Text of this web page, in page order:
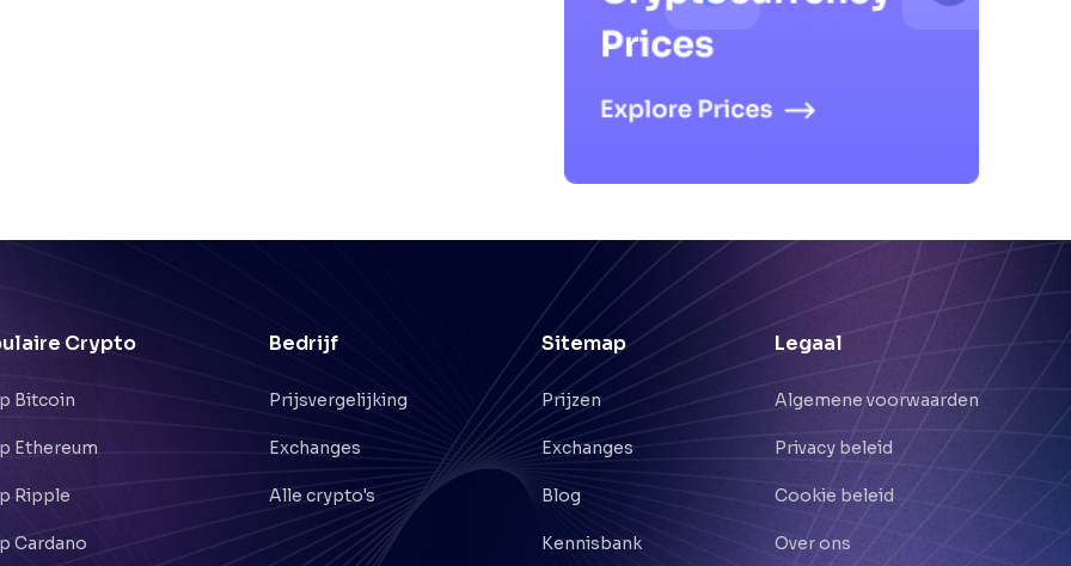
Crypto
Bitcoin
Ethereum
Ripple
Cardano
Bedrijf
Prijsvergelijking
Exchanges
Alle crypto's
Sitemap
Prijzen
Exchanges
Blog
Kennisbank
Legaal
Algemene voorwaarden
Privacy beleid
Cookie beleid
Over ons